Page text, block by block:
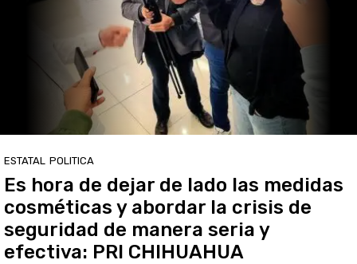
ESTATAL POLITICA
Es hora de dejar de lado las medidas
cosméticas y abordar la crisis de
seguridad de manera seria y
efectiva: PRI CHIHUAHUA